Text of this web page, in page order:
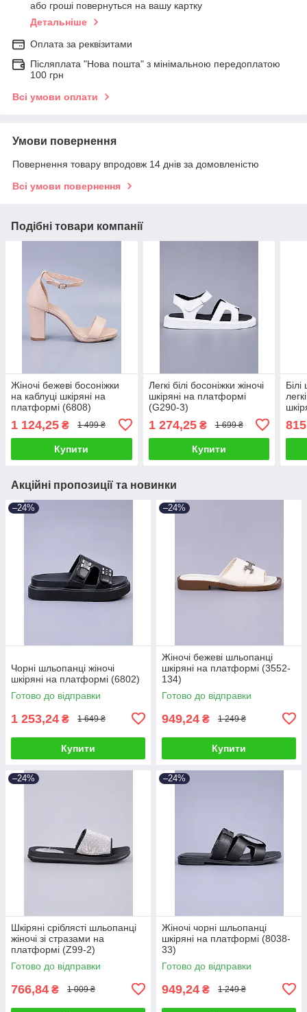
або гроші повернуться на вашу картку
Детальніше
Оплата за реквізитами
Післяплата "Нова пошта" з мінімальною передоплатою
100 грн
Всі умови оплати
Умови повернення
Повернення товару впродовж 14 днів за домовленістю
Всі умови повернення
Подібні товари компанії
Жіночі бежеві босоніжки
на каблуці шкіряні на
платформі (6808)
1 124,25 ₴ 1 499 ₴
Купити
Легкі білі босоніжки жіночі
шкіряні на платформі
(G290-3)
1 274,25₴ 1 699 ₴
Купити
Акційні пропозиції та новинки
–24%
Чорні шльопанці жіночі
шкіряні на платформі (6802)
Готово до відправки
1 253,24 ₴ 1 649 ₴
Купити
–24%
Жіночі бежеві шльопанці
шкіряні на платформі (3552-
134)
Готово до відправки
949,24 ₴ 1 249 ₴
Купити
–24%
Шкіряні сріблясті шльопанці
жіночі зі стразами на
платформі (Z99-2)
Готово до відправки
766,84 ₴ 1 009 ₴
–24%
Жіночі чорні шльопанці
шкіряні на платформі (8038-
33)
Готово до відправки
949,24 ₴ 1 249 ₴